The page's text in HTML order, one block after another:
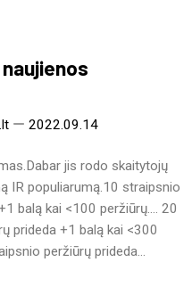
2022.09.14
jis rodo skaitytojų
IR populiarumą.10 straipsnio
balą kai <100 peržiūrų.... 20
prideda +1 balą kai <300
peržiūrų prideda...